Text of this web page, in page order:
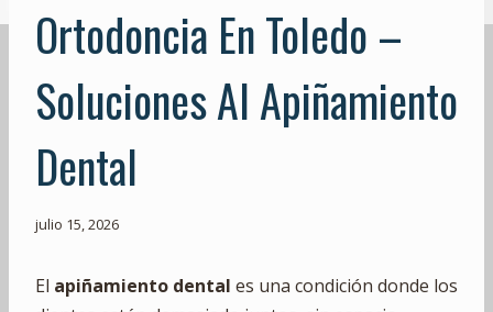
Ortodoncia En Toledo –
Soluciones Al Apiñamiento
Dental
julio 15, 2026
El apiñamiento dental es una condición donde los